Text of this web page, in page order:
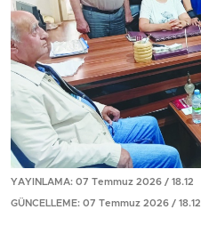
YAYINLAMA: 07 Temmuz 2026 / 18.12
GÜNCELLEME: 07 Temmuz 2026 / 18.12